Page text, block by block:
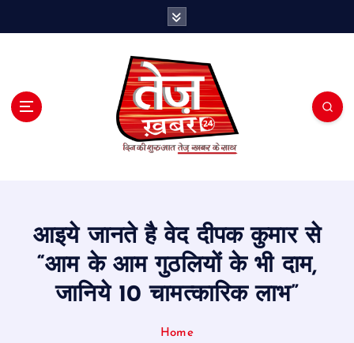
आइये जानते है वेद दीपक कुमार से
“आम के आम गुठलियों के भी दाम,
जानिये 10 चामत्कारिक लाभ”
Home